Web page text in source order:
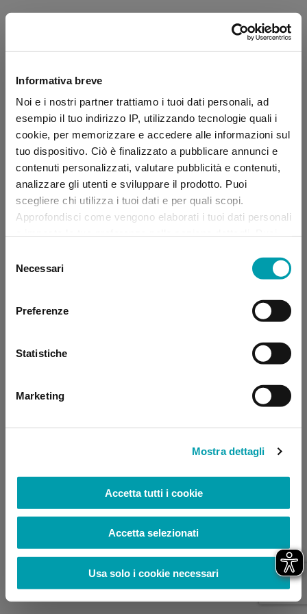
Informativa breve
Noi e i nostri partner trattiamo i tuoi dati personali, ad
esempio il tuo indirizzo IP, utilizzando tecnologie quali i
cookie, per memorizzare e accedere alle informazioni sul
tuo dispositivo. Ciò è finalizzato a pubblicare annunci e
contenuti personalizzati, valutare pubblicità e contenuti,
analizzare gli utenti e sviluppare il prodotto. Puoi
scegliere chi utilizza i tuoi dati e per quali scopi.
Approfondisci come vengono elaborati i tuoi dati personali
momento dalla Dichiarazione sui “
delNecessari
Preferenze
Statistiche
Marketing
Mostra dettagli
Accetta tutti i cookie
Accetta selezionati
Usa solo i cookie necessari
Application error: a client-side exception has occurred (see the
browser console for more information)